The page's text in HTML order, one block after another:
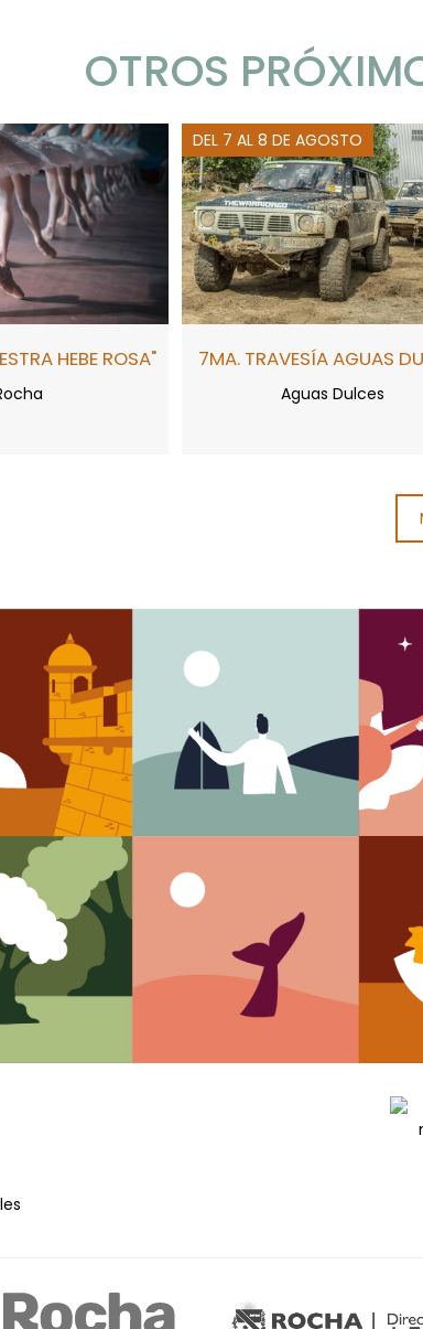
OTROS
HEBE ROSA"
DEL 7 AL 8 DE AGOSTO
7MA. TRAVESÍA AGUAS
Aguas Dulces